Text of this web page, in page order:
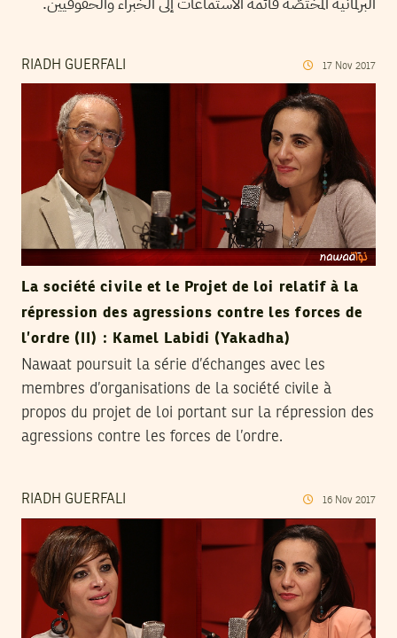
RIADH GUERFALI 17 Nov 2017
La société civile et le Projet de loi relatif à la
répression des agressions contre les forces de
l’ordre (II) : Kamel Labidi (Yakadha)
Nawaat poursuit la série d’échanges avec les
membres d’organisations de la société civile à
propos du projet de loi portant sur la répression des
agressions contre les forces de l’ordre.
RIADH GUERFALI 16 Nov 2017